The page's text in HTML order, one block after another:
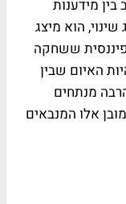
מידענות
הוא מיצג
ששחקה
האיום שבין
מנתחים
אלו המנבאים